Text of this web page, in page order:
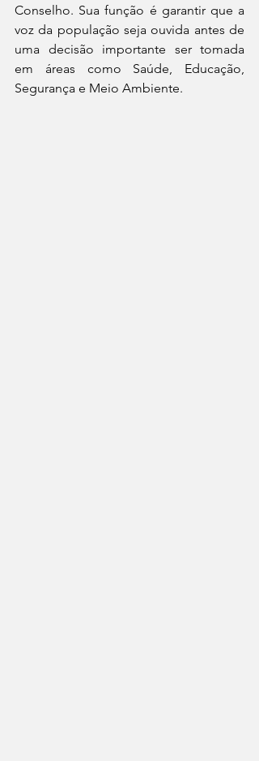
Conselho. Sua função é garantir que a
voz da população seja ouvida antes de
uma decisão importante ser tomada
em áreas como Saúde, Educação,
Segurança e Meio Ambiente.